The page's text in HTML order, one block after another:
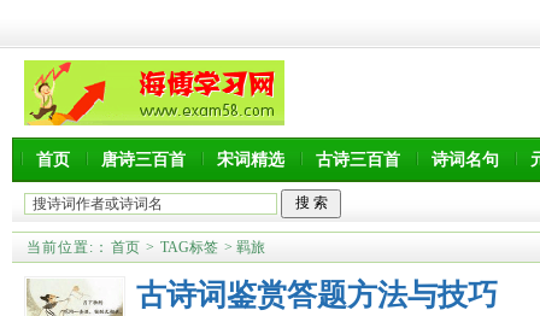
首页 唐诗三百首 宋词精选 古诗三百首 诗词名句
当前位置: ： 首页 > TAG标签 > 羁旅
古诗词鉴赏答题方法与技巧